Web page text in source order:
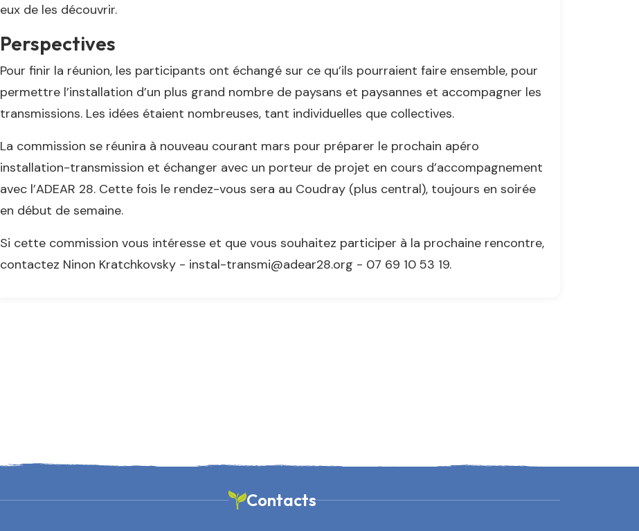
eux de les découvrir.
Perspectives
Pour finir la réunion, les participants ont échangé sur ce qu’ils pourraient faire ensemble, pour
permettre l’installation d’un plus grand nombre de paysans et paysannes et accompagner les
transmissions. Les idées étaient nombreuses, tant individuelles que collectives.
La commission se réunira à nouveau courant mars pour préparer le prochain apéro
installation-transmission et échanger avec un porteur de projet en cours d’accompagnement
avec l’ADEAR 28. Cette fois le rendez-vous sera au Coudray (plus central), toujours en soirée
en début de semaine.
Si cette commission vous intéresse et que vous souhaitez participer à la prochaine rencontre,
contactez Ninon Kratchkovsky - instal-transmi@adear28.org - 07 69 10 53 19.
Contacts